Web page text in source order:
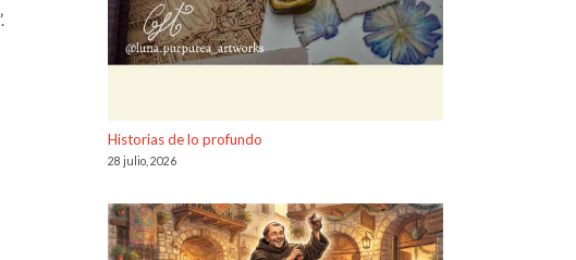
Historias de lo profundo
28 julio, 2026